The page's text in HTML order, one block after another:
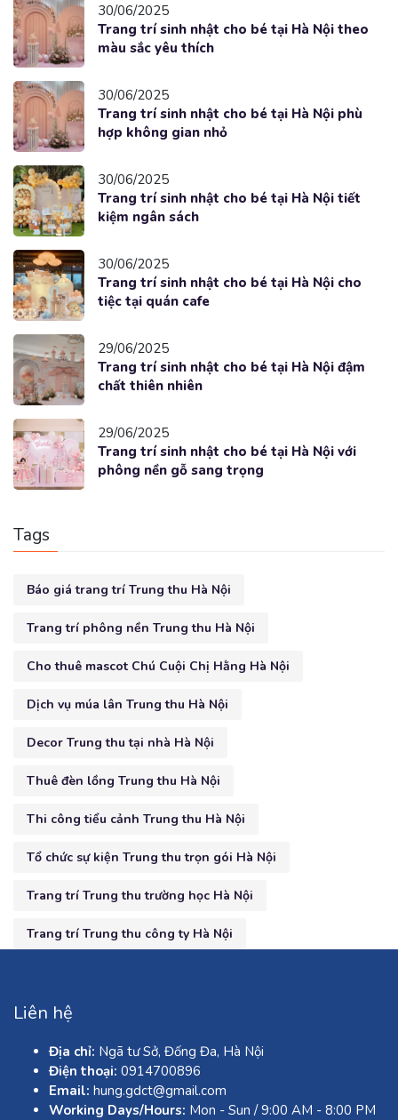
30/06/2025
Trang trí sinh nhật cho bé tại Hà Nội theo
màu sắc yêu thích
30/06/2025
Trang trí sinh nhật cho bé tại Hà Nội phù
hợp không gian nhỏ
30/06/2025
Trang trí sinh nhật cho bé tại Hà Nội tiết
kiệm ngân sách
30/06/2025
Trang trí sinh nhật cho bé tại Hà Nội cho
tiệc tại quán cafe
29/06/2025
Trang trí sinh nhật cho bé tại Hà Nội đậm
chất thiên nhiên
29/06/2025
Trang trí sinh nhật cho bé tại Hà Nội với
phông nền gỗ sang trọng
Tags
Báo giá trang trí Trung thu Hà Nội
Trang trí phông nền Trung thu Hà Nội
Cho thuê mascot Chú Cuội Chị Hằng Hà Nội
Dịch vụ múa lân Trung thu Hà Nội
Decor Trung thu tại nhà Hà Nội
Thuê đèn lồng Trung thu Hà Nội
Thi công tiểu cảnh Trung thu Hà Nội
Tổ chức sự kiện Trung thu trọn gói Hà Nội
Trang trí Trung thu trường học Hà Nội
Trang trí Trung thu công ty Hà Nội
Liên hệ
Địa chỉ: Ngã tư Sở, Đống Đa, Hà Nội
Điện thoại: 0914700896
Email: hung.gdct@gmail.com
Working Days/Hours: Mon - Sun / 9:00 AM - 8:00 PM